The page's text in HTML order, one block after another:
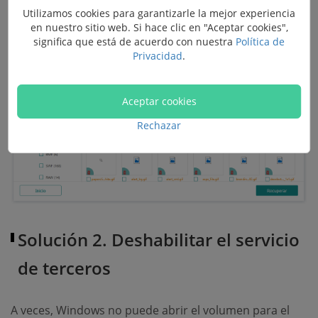
Solución 2. Deshabilitar el servicio
de terceros
A veces, Windows no puede abrir el volumen para el
Utilizamos cookies para garantizarle la mejor experiencia
en nuestro sitio web. Si hace clic en "Aceptar cookies",
significa que está de acuerdo con nuestra Política de
Privacidad.
Aceptar cookies
Rechazar